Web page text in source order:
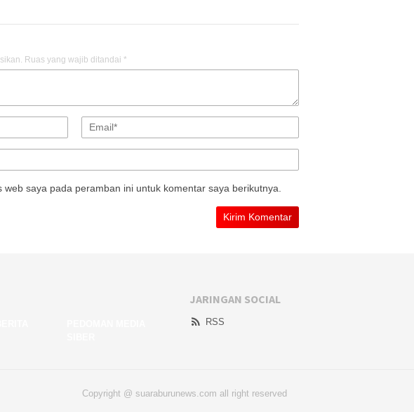
Ruas yang wajib ditandai *
saya pada peramban ini untuk komentar saya berikutnya.
JARINGAN SOCIAL
RSS
Copyright @ suaraburunews.com all right reserved